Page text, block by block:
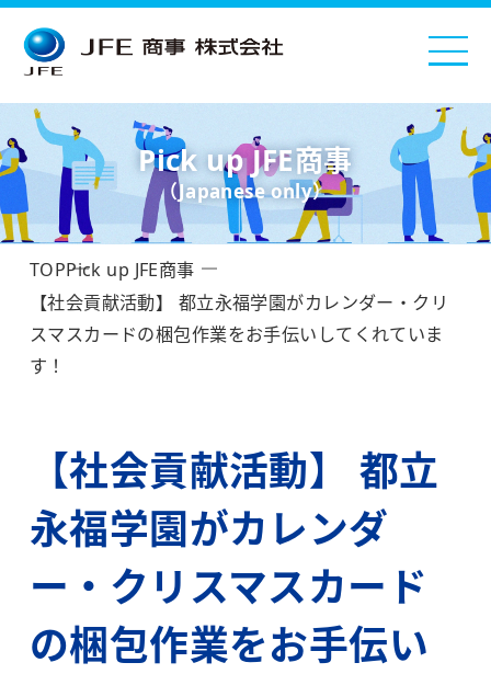
Pick up JFE商事
（Japanese only）
TOPPick up JFE商事
【社会貢献活動】 都立永福学園がカレンダー・クリ
スマスカードの梱包作業をお手伝いしてくれていま
す！
【社会貢献活動】 都立
永福学園がカレンダ
ー・クリスマスカード
の梱包作業をお手伝い